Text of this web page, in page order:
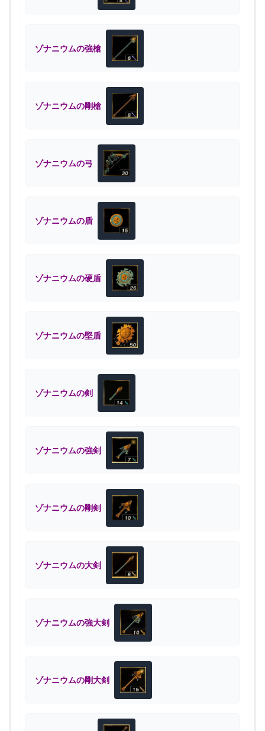
ゾナニウムの強槍
ゾナニウムの剛槍
ゾナニウムの弓
ゾナニウムの盾
ゾナニウムの硬盾
ゾナニウムの堅盾
ゾナニウムの剣
ゾナニウムの強剣
ゾナニウムの剛剣
ゾナニウムの大剣
ゾナニウムの強大剣
ゾナニウムの剛大剣